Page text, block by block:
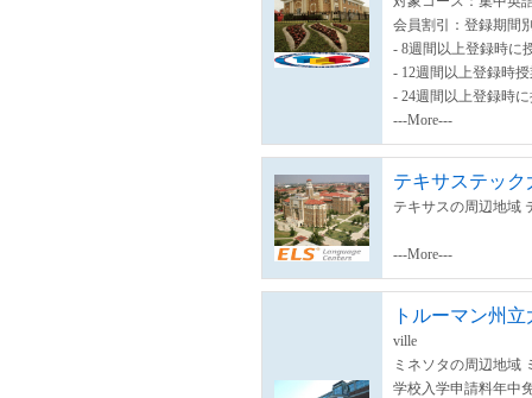
会員割引：登録期間
- 8週間以上登録時に
- 12週間以上登録時
- 24週間以上登録時
---More---
テキサステック
テキサスの周辺地域
---More---
トルーマン州
ville
ミネソタの周辺地域
学校入学申請料年中